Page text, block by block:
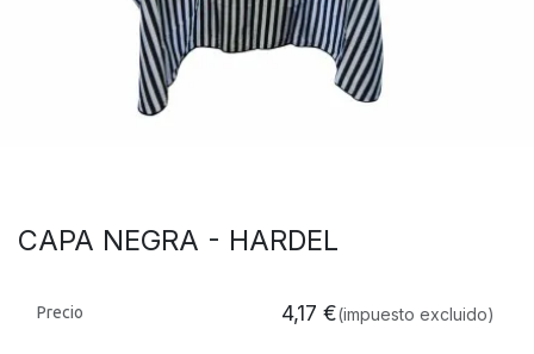
CAPA NEGRA - HARDEL
Precio 4,17 €(impuesto excluido)